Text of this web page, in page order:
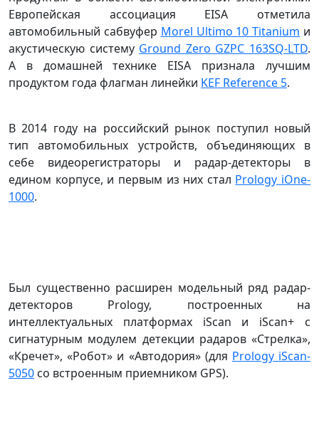
Европейская ассоциация EISA отметила
автомобильный сабвуфер Morel Ultimo 10 Titanium и
акустическую систему Ground Zero GZPC 163SQ-LTD.
А в домашней технике EISA признала лучшим
продуктом года флагман линейки KEF Reference 5.
В 2014 году на российский рынок поступил новый
тип автомобильных устройств, объединяющих в
себе видеорегистраторы и радар-детекторы в
едином корпусе, и первым из них стал Prology iOne-
1000.
Был существенно расширен модельный ряд радар-
детекторов Prology, построенных на
интеллектуальных платформах iScan и iScan+ с
сигнатурным модулем детекции радаров «Стрелка»,
«Кречет», «Робот» и «Автодория» (для Prology iScan-
5050 со встроенным приемником GPS).